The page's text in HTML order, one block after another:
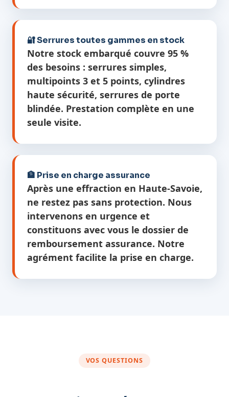
🔐 Serrures toutes gammes en stock
Notre stock embarqué couvre 95 %
des besoins : serrures simples,
multipoints 3 et 5 points, cylindres
haute sécurité, serrures de porte
blindée. Prestation complète en une
seule visite.
🏦 Prise en charge assurance
Après une effraction en Haute-Savoie,
ne restez pas sans protection. Nous
intervenons en urgence et
constituons avec vous le dossier de
remboursement assurance. Notre
agrément facilite la prise en charge.
VOS QUESTIONS